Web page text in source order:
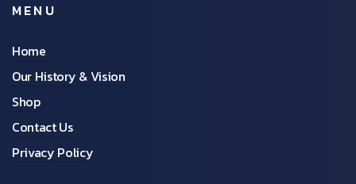
MENU
Home
Our History & Vision
Shop
Contact Us
Privacy Policy